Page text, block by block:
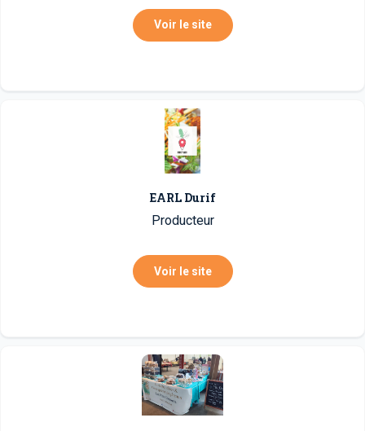
Voir le site
EARL Durif
Producteur
Voir le site